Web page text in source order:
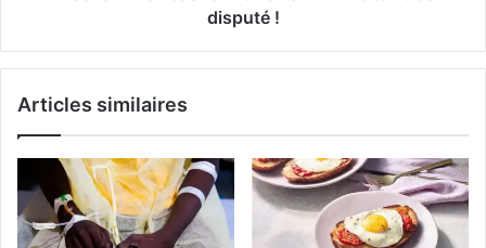
disputé !
Articles similaires